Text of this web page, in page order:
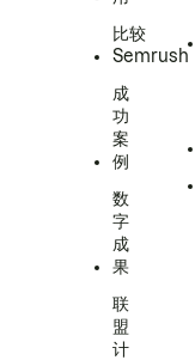
比较
Semrush
成
功
案
例
数
字
成
果
联
盟
计